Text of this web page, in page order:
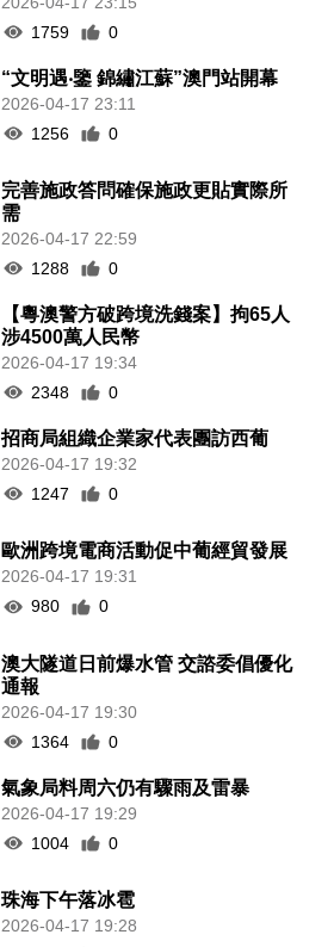
1759
0
“文明遇‧鑒 錦繡江蘇”澳門站開幕
2026-04-17 23:11
1256
0
完善施政答問確保施政更貼實際所
需
2026-04-17 22:59
1288
0
【粵澳警方破跨境洗錢案】拘65人
涉4500萬人民幣
2026-04-17 19:34
2348
0
招商局組織企業家代表團訪西葡
2026-04-17 19:32
1247
0
歐洲跨境電商活動促中葡經貿發展
2026-04-17 19:31
980
0
澳大隧道日前爆水管 交諮委倡優化
通報
2026-04-17 19:30
1364
0
氣象局料周六仍有驟雨及雷暴
2026-04-17 19:29
1004
0
珠海下午落冰雹
2026-04-17 19:28